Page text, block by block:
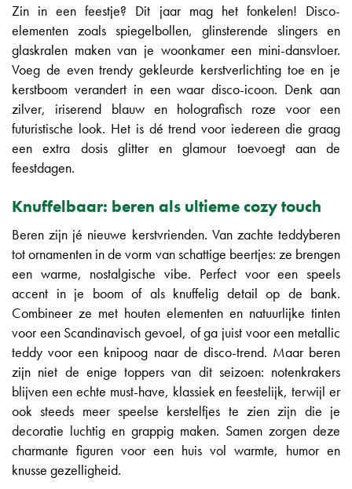
Zin in een feestje? Dit jaar mag het fonkelen! Disco-
elementen zoals spiegelbollen, glinsterende slingers en
glaskralen maken van je woonkamer een mini-dansvloer.
Voeg de even trendy gekleurde kerstverlichting toe en je
kerstboom verandert in een waar disco-icoon. Denk aan
zilver, iriserend blauw en holografisch roze voor een
futuristische look. Het is dé trend voor iedereen die graag
een extra dosis glitter en glamour toevoegt aan de
feestdagen.
Knuffelbaar: beren als ultieme cozy touch
Beren zijn jé nieuwe kerstvrienden. Van zachte teddyberen
tot ornamenten in de vorm van schattige beertjes: ze brengen
een warme, nostalgische vibe. Perfect voor een speels
accent in je boom of als knuffelig detail op de bank.
Combineer ze met houten elementen en natuurlijke tinten
voor een Scandinavisch gevoel, of ga juist voor een metallic
teddy voor een knipoog naar de disco-trend. Maar beren
zijn niet de enige toppers van dit seizoen: notenkrakers
blijven een echte must-have, klassiek en feestelijk, terwijl er
ook steeds meer speelse kerstelfjes te zien zijn die je
decoratie luchtig en grappig maken. Samen zorgen deze
charmante figuren voor een huis vol warmte, humor en
knusse gezelligheid.